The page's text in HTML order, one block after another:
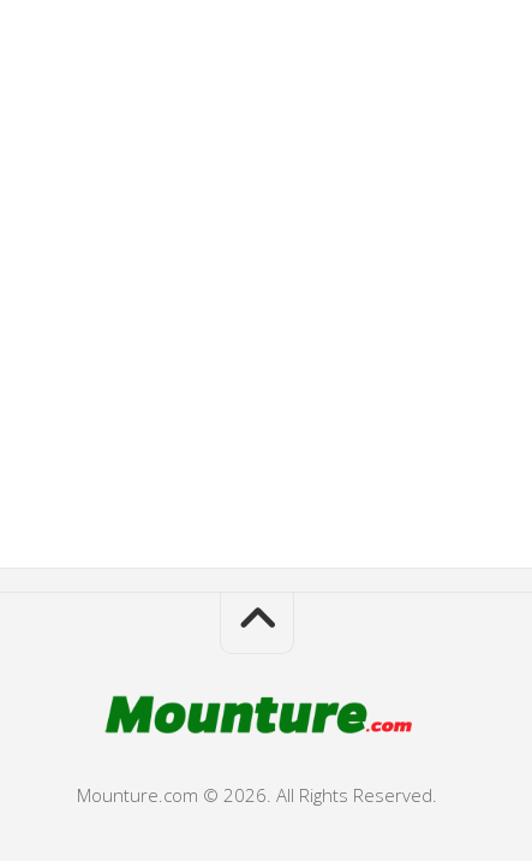
Mounture.com © 2026. All Rights Reserved.